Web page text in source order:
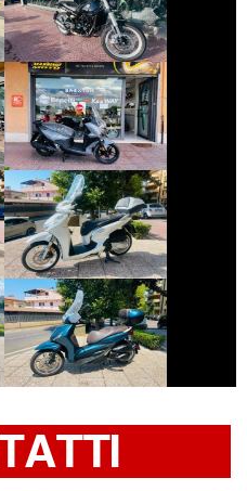
LEONCINO
SYM JOYRIDE
€ 4.190 €
HONDA SH
€ 3.790 €
PIAGGIO
BEVERLY
€ 3.990 €